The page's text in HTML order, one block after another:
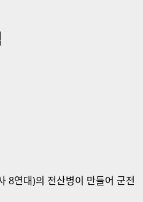
8연대)의 전산병이 만들어 군전